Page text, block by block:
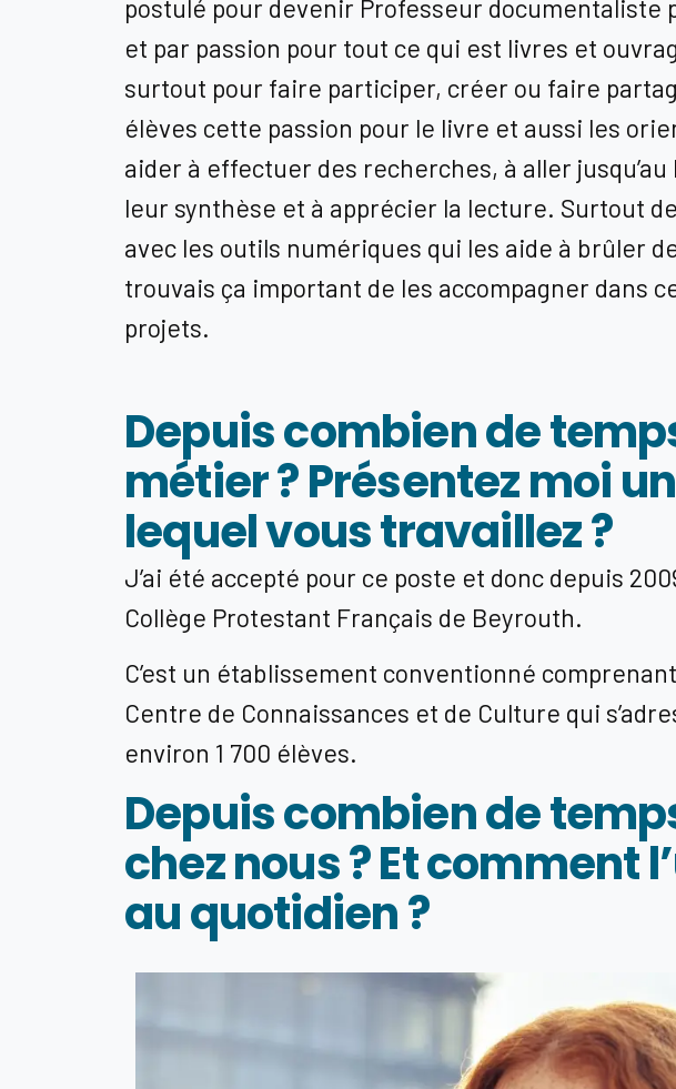
postulé pour devenir Professeur documentaliste
et par passion pour tout ce qui est livres et
surtout pour faire participer, créer ou faire
élèves cette passion pour le livre et aussi les
aider à effectuer des recherches, à aller jusqu’au
leur synthèse et à apprécier la lecture. Surtout
avec les outils numériques qui les aide à brûler
trouvais ça important de les accompagner dans
projets.
Depuis combien de
métier ? Présentez moi
lequel vous travaillez ?
J’ai été accepté pour ce poste et donc depuis
Collège Protestant Français de Beyrouth.
C’est un établissement conventionné
Centre de Connaissances et de Culture qui
environ 1 700 élèves.
Depuis combien de
chez nous ? Et comment
au quotidien ?